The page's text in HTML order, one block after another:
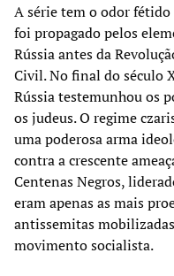
A série tem o odor
foi propagado pelos
Rússia antes da
Civil. No final do século
Rússia testemunhou os
os judeus. O regime
uma poderosa arma
contra a crescente
Centenas Negros,
eram apenas as mais
antissemitas
movimento socialista.